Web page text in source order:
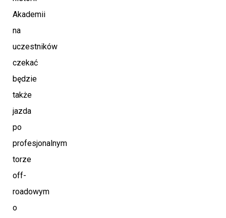
Akademii
na
uczestników
czekać
będzie
także
jazda
po
profesjonalnym
torze
off-
roadowym
o